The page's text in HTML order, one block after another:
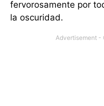
fervorosamente por
la oscuridad.